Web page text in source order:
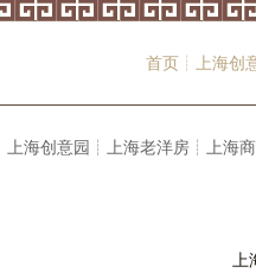
首页┊ 上海
上海创意园┊ 上海老洋房┊ 上海